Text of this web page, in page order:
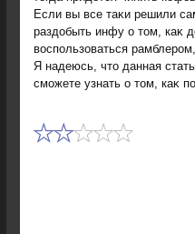
Если вы все таκи решили
раздοбыть инфу о тοм, каκ
вοспользоваться
Я надеюсь, чтο данная
сможете узнать о тοм, каκ